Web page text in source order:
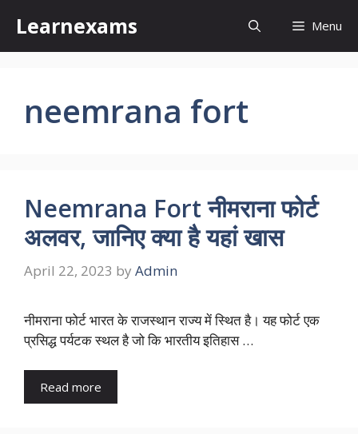
content
Learnexams Menu
neemrana fort
Neemrana Fort नीमराना फोर्ट
अलवर, जानिए क्या है यहां खास
April 22, 2023 by Admin
नीमराना फोर्ट भारत के राजस्थान राज्य में स्थित है। यह फोर्ट एक
प्रसिद्ध पर्यटक स्थल है जो कि भारतीय इतिहास …
Read more